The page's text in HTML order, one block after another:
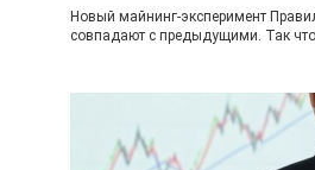
Новый майнинг-эксперимент
совпадают с предыдущими. Так